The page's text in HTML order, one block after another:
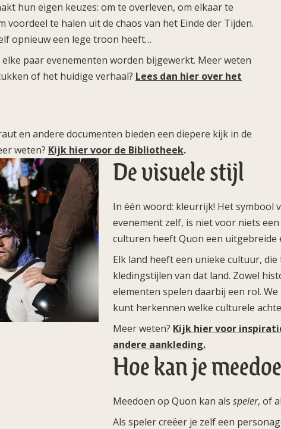
hun eigen keuzes: om te overleven, om elkaar te
voordeel te halen uit de chaos van het Einde der Tijden.
opnieuw een lege troon heeft…
paar evenementen worden bijgewerkt. Meer weten
of het huidige verhaal? Lees dan hier over het
en andere documenten bieden een diepere kijk in de
weten? Kijk hier voor de Bibliotheek.
De visuele stijl
In één woord: kleurrijk! Het symbool
evenement zelf, is niet voor niets
culturen heeft Quon een uitgebreide
Elk land heeft een unieke cultuur,
kledingstijlen van dat land. Zowel
elementen spelen daarbij een rol.
kunt herkennen welke culturele
Meer weten? Kijk hier voor
andere aankleding.
Hoe kan je
Meedoen op Quon kan alsspeler, of
Als speler creëer je zelf een